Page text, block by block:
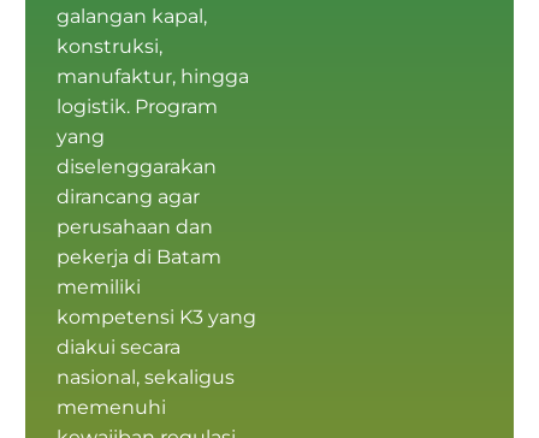
galangan kapal,
konstruksi,
manufaktur, hingga
logistik. Program
yang
diselenggarakan
dirancang agar
perusahaan dan
pekerja di Batam
memiliki
kompetensi K3 yang
diakui secara
nasional, sekaligus
memenuhi